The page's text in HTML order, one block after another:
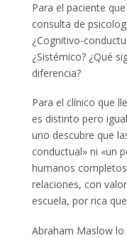
Para el paciente
consulta de
¿Cognitivo-
¿Sistémico? ¿Qué
diferencia?
Para el clínico que
es distinto pero
uno descubre que
conductual» ni «un
humanos
relaciones, con
escuela, por rica
Abraham Maslow